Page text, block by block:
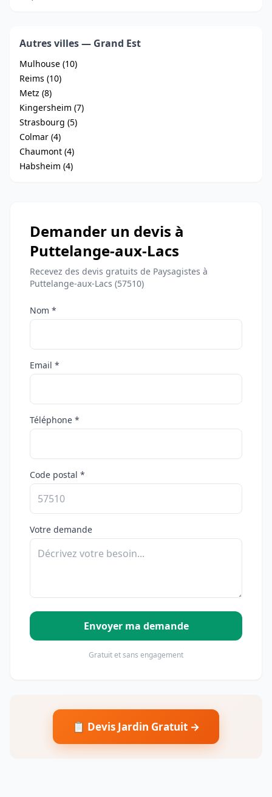
Autres villes — Grand Est
Mulhouse (10)
Reims (10)
Metz (8)
Kingersheim (7)
Strasbourg (5)
Colmar (4)
Chaumont (4)
Habsheim (4)
Demander un devis à
Puttelange-aux-Lacs
Recevez des devis gratuits de Paysagistes à
Puttelange-aux-Lacs (57510)
Nom *
Email *
Téléphone *
Code postal *
Votre demande
Envoyer ma demande
Gratuit et sans engagement
📋 Devis Jardin Gratuit →